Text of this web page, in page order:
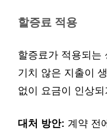
할증료 적용
할증료가 적용되는
기치 않은 지출이
없이 요금이 인상
대처 방안: 계약 전